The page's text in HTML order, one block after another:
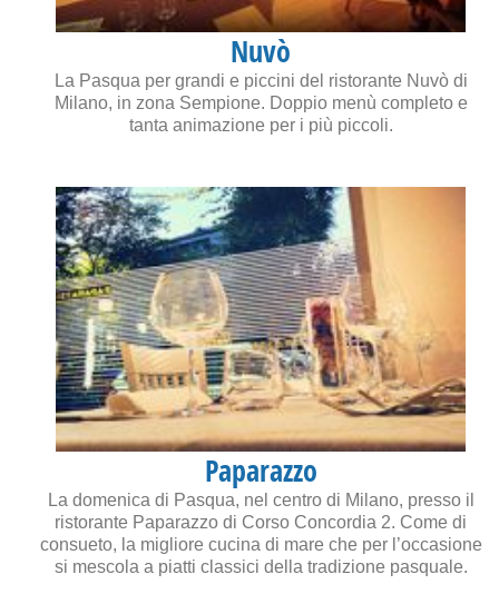
Nuvò
La Pasqua per grandi e piccini del ristorante Nuvò di
Milano, in zona Sempione. Doppio menù completo e
tanta animazione per i più piccoli.
Paparazzo
La domenica di Pasqua, nel centro di Milano, presso il
ristorante Paparazzo di Corso Concordia 2. Come di
consueto, la migliore cucina di mare che per l’occasione
si mescola a piatti classici della tradizione pasquale.